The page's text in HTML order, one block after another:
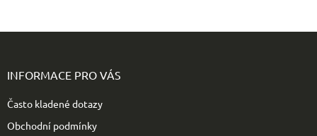
INFORMACE PRO VÁS
Často kladené dotazy
Obchodní podmínky